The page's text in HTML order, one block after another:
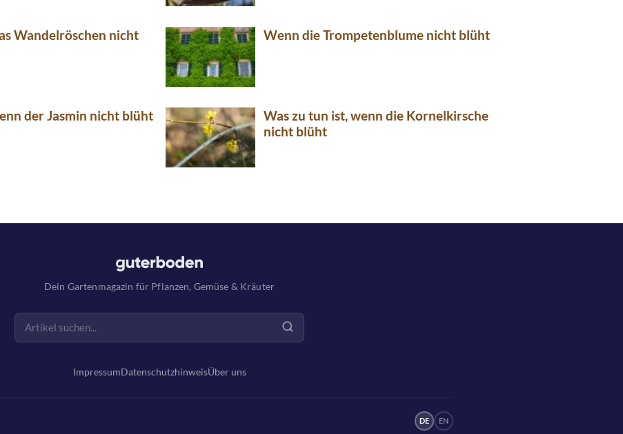
Wandelröschen nicht
Wenn die Trompetenblume nicht blüht
der Jasmin nicht blüht
Was zu tun ist, wenn die Kornelkirsche
nicht blüht
Dein Gartenmagazin für Pflanzen, Gemüse & Kräuter
ImpressumDatenschutzhinweisÜber uns
DE EN